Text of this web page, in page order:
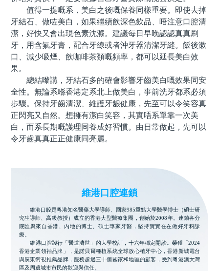
值得一提嘅系，美白之後嘅保養同樣重要。即使去掉
牙結石、做咗美白，如果繼續飲深色飲品、唔注意口腔清
潔，好快又會出現色素沈澱。建議每日早晚認認真真刷
牙，用含氟牙膏，配合牙線或者沖牙器清潔牙縫。飯後漱
口、減少吸煙、飲咖啡茶類嘅頻率，都可以延長美白效
果。
總結嚟講，牙結石多的確會影響牙齒美白嘅效果同安
全性。無論系喺香港定系北上做美白，事前洗牙都系必須
步驟。保持牙齒清潔、維護牙龈健康，先至可以令笑容真
正閃亮又自然。想擁有潔白笑容，其實唔系單靠一次美
白，而系長期嘅護理同養成好習慣。由日常做起，先可以
令牙齒真真正正健康同亮麗。
維港口腔連鎖
維港口腔是粵港知名醫藥大學導師、國家985重點大學醫學博士（碩士研
究生導師、高級教授）成立的香港大型醫療集團，創始於2008年。連鎖各分
院匯聚來自香港、內地的博士、碩士專家牙醫，堅持實實在在做好牙科診
療。
維港口腔踐行「醫道濟世」的大學校訓，十六年穩定開診。榮獲「2024
香港企業領袖品牌」，是諾貝爾種植系統全球放心植牙中心，香港新城電台
與廣東衛視推薦品牌，服務超過三十個國家和地區的顧客，受到粵港澳大灣
區及周邊城市市民的歡迎與信任。